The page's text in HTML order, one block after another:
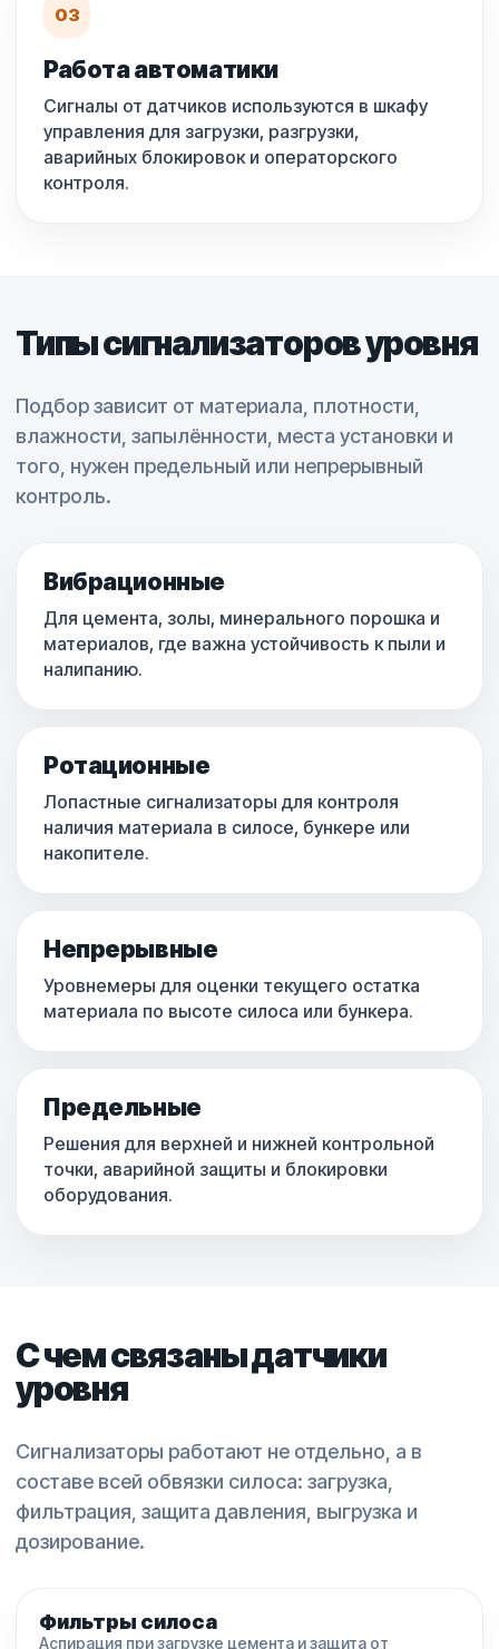
03
Работа автоматики
Сигналы от датчиков используются в шкафу
управления для загрузки, разгрузки,
аварийных блокировок и операторского
контроля.
Типы сигнализаторов уровня
Подбор зависит от материала, плотности,
влажности, запылённости, места установки и
того, нужен предельный или непрерывный
контроль.
Вибрационные
Для цемента, золы, минерального порошка и
материалов, где важна устойчивость к пыли и
налипанию.
Ротационные
Лопастные сигнализаторы для контроля
наличия материала в силосе, бункере или
накопителе.
Непрерывные
Уровнемеры для оценки текущего остатка
материала по высоте силоса или бункера.
Предельные
Решения для верхней и нижней контрольной
точки, аварийной защиты и блокировки
оборудования.
С чем связаны датчики
уровня
Сигнализаторы работают не отдельно, а в
составе всей обвязки силоса: загрузка,
фильтрация, защита давления, выгрузка и
дозирование.
Фильтры силоса
Аспирация при загрузке цемента и защита от